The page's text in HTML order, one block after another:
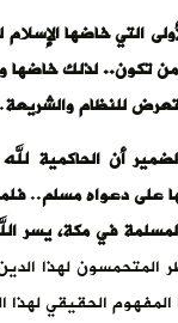
التي خاضها
تكون.. لذلكخاضها
للنظام والشريعة.
أن الحاكمية
على دعواه مسلم..
في مكة، يسر
المتحمسون لهذا
الحقيقي لهذا